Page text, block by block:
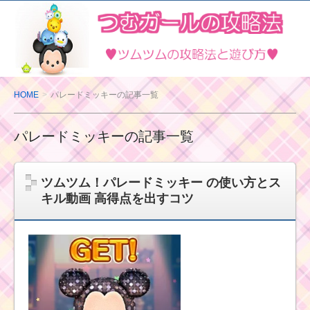
ム
ツ
ム
の
攻
法
と
遊
び
HOME パレードミッキーの記事一覧
パレードミッキーの記事一覧
ツムツム！パレードミッキー の使い方とス
キル動画 高得点を出すコツ